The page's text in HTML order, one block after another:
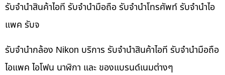
รับจำนำสินค้าไอที รับจำนำมือถือ รับจำนำโทรศัพท์ รับจำนำไอ
แพค รับจ
รับจำนำกล้อง Nikon บริการ รับจำนำสินค้าไอที รับจำนำมือถือ
ไอแพค ไอโฟน นาฬิกา และ ของแบรนด์เนมต่างๆ